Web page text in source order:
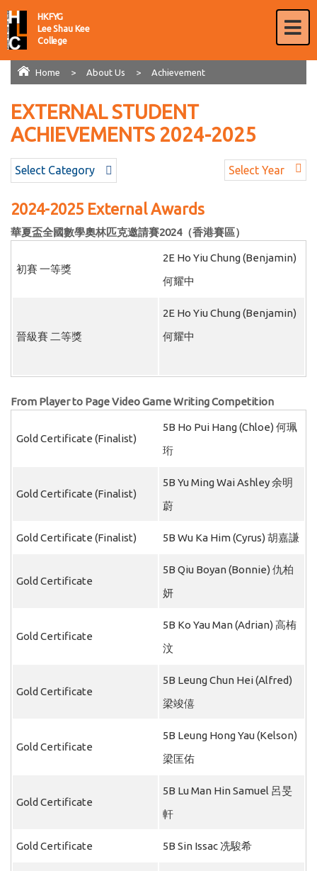
HKFYG
Lee Shau Kee
College
Home > About Us > Achievement
EXTERNAL STUDENT
ACHIEVEMENTS 2024-2025
Select Year
Select Category
2024-2025 External Awards
華夏盃全國數學奧林匹克邀請賽2024（香港賽區）
初賽 一等獎
2E Ho Yiu Chung (Benjamin)
何耀中
晉級賽 二等獎
2E Ho Yiu Chung (Benjamin)
何耀中
From Player to Page Video Game Writing Competition
Gold Certificate (Finalist)
5B Ho Pui Hang (Chloe) 何珮
珩
Gold Certificate (Finalist)
5B Yu Ming Wai Ashley 余明
蔚
Gold Certificate (Finalist) 5B Wu Ka Him (Cyrus) 胡嘉謙
Gold Certificate
5B Qiu Boyan (Bonnie) 仇柏
妍
Gold Certificate
5B Ko Yau Man (Adrian) 高栯
汶
Gold Certificate
5B Leung Chun Hei (Alfred)
梁竣僖
Gold Certificate
5B Leung Hong Yau (Kelson)
梁匡佑
Gold Certificate
5B Lu Man Hin Samuel 呂旻
軒
Gold Certificate 5B Sin Issac 冼駿希